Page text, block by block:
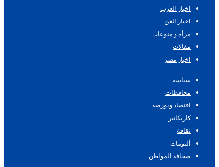
اخبار العرب
اخبار الفن
مرأة و منوعات
مقالات
اخبار مصر
سياسة
محافظات
اقتصاد وبورصة
كاريكاتير
ثقافة
ألبومات
صحافة المواطن